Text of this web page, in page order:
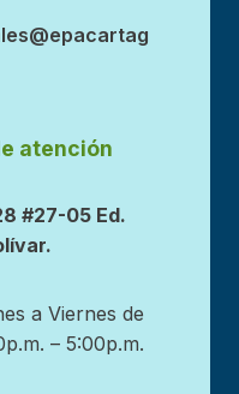
atención
#27-05 Ed.
a Viernes de
– 5:00p.m.